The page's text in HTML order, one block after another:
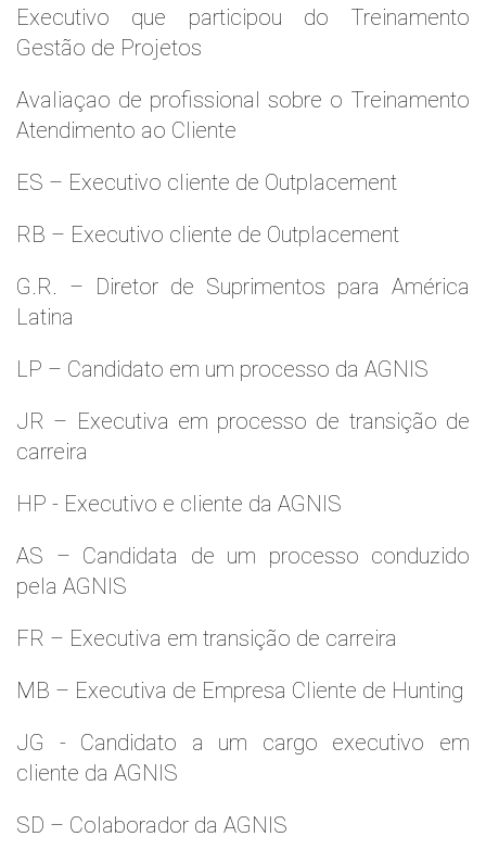
Executivo que participou do Treinamento
Gestão de Projetos
Avaliaçao de profissional sobre o Treinamento
Atendimento ao Cliente
ES – Executivo cliente de Outplacement
RB – Executivo cliente de Outplacement
G.R. – Diretor de Suprimentos para América
Latina
LP – Candidato em um processo da AGNIS
JR – Executiva em processo de transição de
carreira
HP - Executivo e cliente da AGNIS
AS – Candidata de um processo conduzido
pela AGNIS
FR – Executiva em transição de carreira
MB – Executiva de Empresa Cliente de Hunting
JG - Candidato a um cargo executivo em
cliente da AGNIS
SD – Colaborador da AGNIS